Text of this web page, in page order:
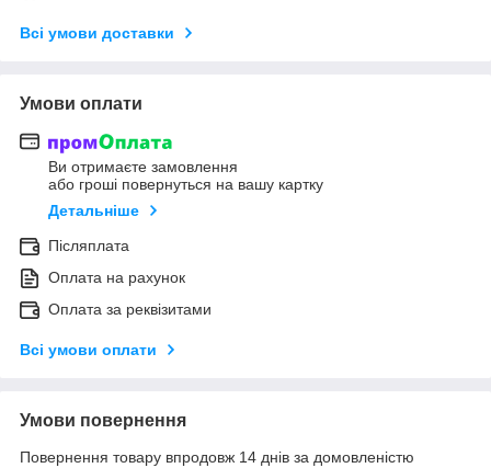
Всі умови доставки
Умови оплати
Ви отримаєте замовлення
або гроші повернуться на вашу картку
Детальніше
Післяплата
Оплата на рахунок
Оплата за реквізитами
Всі умови оплати
Умови повернення
Повернення товару впродовж 14 днів за домовленістю